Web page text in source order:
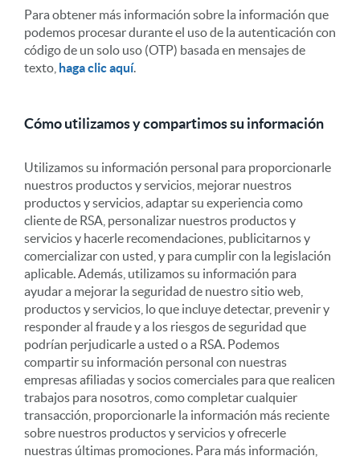
Para obtener más información sobre la información que
podemos procesar durante el uso de la autenticación con
código de un solo uso (OTP) basada en mensajes de
texto, haga clic aquí.
Cómo utilizamos y compartimos su información
Utilizamos su información personal para proporcionarle
nuestros productos y servicios, mejorar nuestros
productos y servicios, adaptar su experiencia como
cliente de RSA, personalizar nuestros productos y
servicios y hacerle recomendaciones, publicitarnos y
comercializar con usted, y para cumplir con la legislación
aplicable. Además, utilizamos su información para
ayudar a mejorar la seguridad de nuestro sitio web,
productos y servicios, lo que incluye detectar, prevenir y
responder al fraude y a los riesgos de seguridad que
podrían perjudicarle a usted o a RSA. Podemos
compartir su información personal con nuestras
empresas afiliadas y socios comerciales para que realicen
trabajos para nosotros, como completar cualquier
transacción, proporcionarle la información más reciente
sobre nuestros productos y servicios y ofrecerle
nuestras últimas promociones. Para más información,